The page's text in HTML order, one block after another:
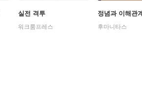
실전 격투
워크룸프레스
정념과 이해관계
후마니타스